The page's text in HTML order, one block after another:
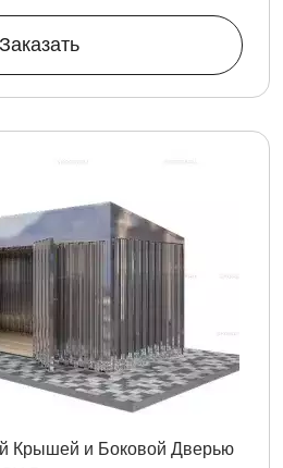
Заказать
Крышей и Боковой Дверью